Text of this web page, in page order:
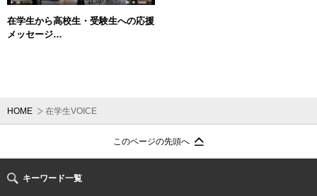
在学生から高校生・受験生への応援
メッセージ…
HOME 在学生VOICE
このページの先頭へ
キーワード一覧